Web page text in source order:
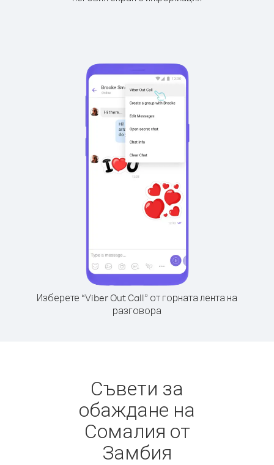
Изберете “Viber Out Call” от горната лента на
разговора
Съвети за
обаждане на
Сомалия от
Замбия